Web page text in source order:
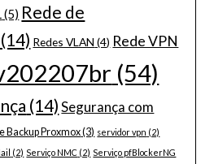
(5) Rede de
(14) Redes VLAN (4) Rede VPN
(54)
(14) Segurança com
Backup Proxmox(3) servidor vpn (2)
(2) Serviço NMC (2) Serviço pfBlockerNG